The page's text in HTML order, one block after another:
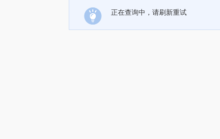
正在查询中，请刷新重试